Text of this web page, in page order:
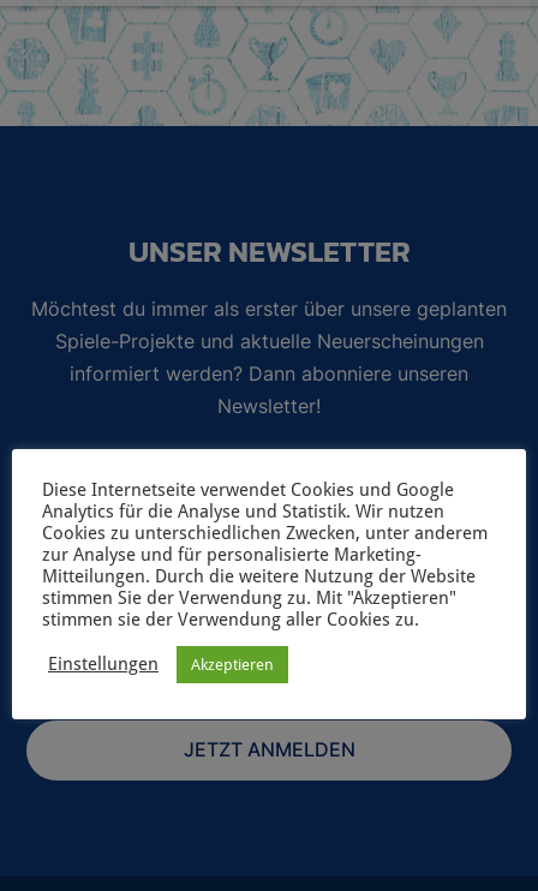
UNSER NEWSLETTER
Möchtest du immer als erster über unsere geplanten
Spiele-Projekte und aktuelle Neuerscheinungen
informiert werden? Dann abonniere unseren
Newsletter!
Dritte weiter. Weitere Informationen zum Newsletterversand
findest du in unserer Datenschutzerklärung.
JETZT ANMELDEN
Diese Internetseite verwendet Cookies und Google
Analytics für die Analyse und Statistik. Wir nutzen
Cookies zu unterschiedlichen Zwecken, unter anderem
zur Analyse und für personalisierte Marketing-
Mitteilungen. Durch die weitere Nutzung der Website
stimmen Sie der Verwendung zu. Mit "Akzeptieren"
stimmen sie der Verwendung aller Cookies zu.
Einstellungen Akzeptieren